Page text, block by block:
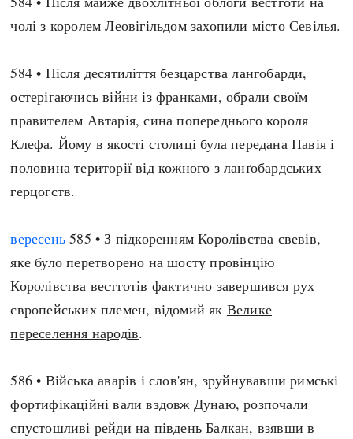
чолі з королем Леовігільдом захопили місто Севілья.
584 • Після десятиліття безцарства лангобарди,
остерігаючись війни із франками, обрали своїм
правителем Автарія, сина попереднього короля
Клефа. Йому в якості столиці була передана Павія і
половина території від кожного з ланґобардських
герцогств.
вересень 585 • З підкоренням Королівства свевів,
яке було перетворено на шосту провінцію
Королівства вестготів фактично завершився рух
європейських племен, відомий як Велике
переселення народів.
586 • Війська аварів і слов'ян, зруйнувавши римські
фортифікаційні вали вздовж Дунаю, розпочали
спустошливі рейди на південь Балкан, взявши в